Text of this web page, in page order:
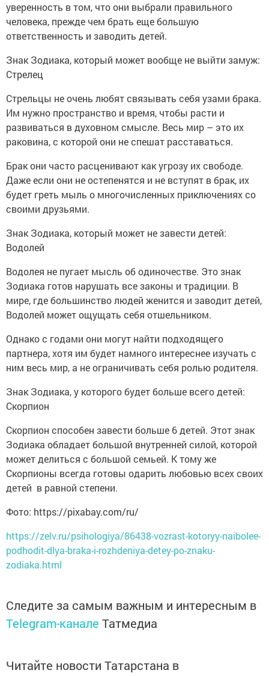
уверенность в том, что они выбрали правильного
человека, прежде чем брать еще большую
ответственность и заводить детей.
Знак Зодиака, который может вообще не выйти замуж:
Стрелец
Стрельцы не очень любят связывать себя узами брака.
Им нужно пространство и время, чтобы расти и
развиваться в духовном смысле. Весь мир – это их
раковина, с которой они не спешат расставаться.
Брак они часто расценивают как угрозу их свободе.
Даже если они не остепенятся и не вступят в брак, их
будет греть мыль о многочисленных приключениях со
своими друзьями.
Знак Зодиака, который может не завести детей:
Водолей
Водолея не пугает мысль об одиночестве. Это знак
Зодиака готов нарушать все законы и традиции. В
мире, где большинство людей женится и заводит детей,
Водолей может ощущать себя отшельником.
Однако с годами они могут найти подходящего
партнера, хотя им будет намного интереснее изучать с
ним весь мир, а не ограничивать себя ролью родителя.
Знак Зодиака, у которого будет больше всего детей:
Скорпион
Скорпион способен завести больше 6 детей. Этот знак
Зодиака обладает большой внутренней силой, которой
может делиться с большой семьей. К тому же
Скорпионы всегда готовы одарить любовью всех своих
детей в равной степени.
Фото: https://pixabay.com/ru/
https://zelv.ru/psihologiya/86438-vozrast-kotoryy-naibolee-
podhodit-dlya-braka-i-rozhdeniya-detey-po-znaku-
zodiaka.html
Следите за самым важным и интересным в
Telegram-канале Татмедиа
Читайте новости Татарстана в